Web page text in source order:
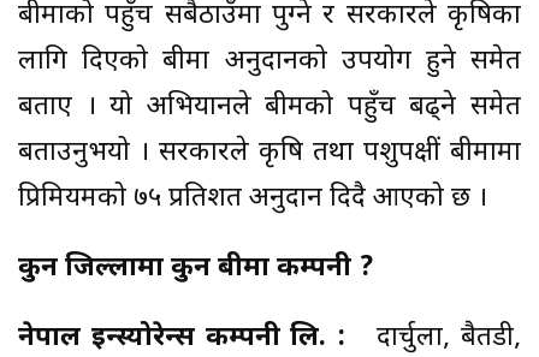
बीमाको पहुँच सबैठाउँमा पुग्ने र सरकारले कृषिका
लागि दिएको बीमा अनुदानको उपयोग हुने समेत
बताए । यो अभियानले बीमको पहुँच बढ्ने समेत
बताउनुभयो । सरकारले कृषि तथा पशुपक्षीं बीमामा
प्रिमियमको ७५ प्रतिशत अनुदान दिदै आएको छ ।
कुन जिल्लामा कुन बीमा कम्पनी ?
नेपाल इन्स्योरेन्स कम्पनी लि. : दार्चुला, बैतडी,